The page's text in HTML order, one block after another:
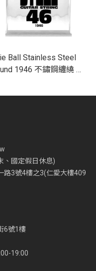
Ball Stainless Steel
1946 不鏽鋼纏繞 電
、國定假日休息)
路3號4樓之3(仁愛大樓409
6號1樓
19:00